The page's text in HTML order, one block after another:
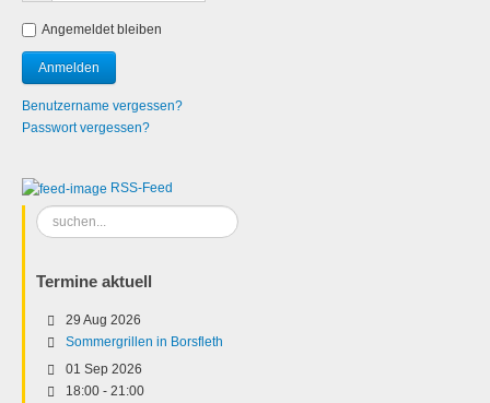
Angemeldet bleiben
Benutzername vergessen?
Passwort vergessen?
RSS-Feed
Suchen
...
Termine aktuell
29 Aug 2026
Sommergrillen in Borsfleth
01 Sep 2026
18:00 - 21:00